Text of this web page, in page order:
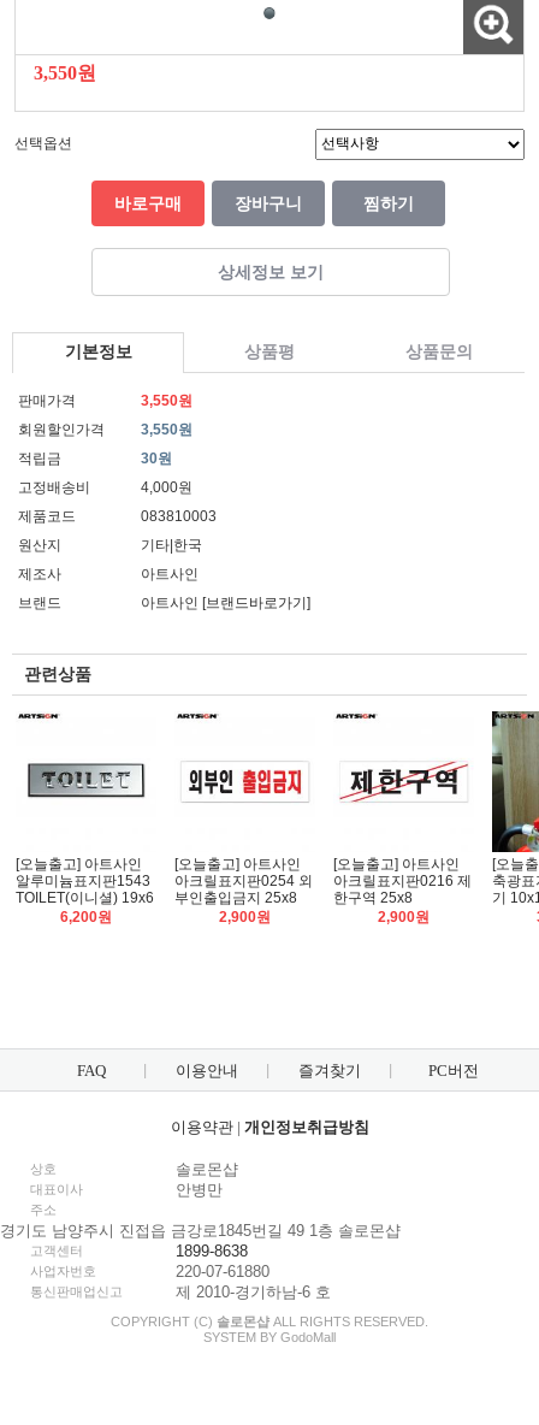
3,550원
선택옵션
바로구매 장바구니 찜하기
상세정보 보기
기본정보 상품평 상품문의
판매가격
3,550원
회원할인가격
3,550원
적립금
30원
고정배송비
4,000원
제품코드
083810003
원산지
기타|한국
제조사
아트사인
브랜드
아트사인 [브랜드바로가기]
관련상품
[오늘출고] 아트사인
알루미늄표지판1543
TOILET(이니셜) 19x6
6,200원
[오늘출고] 아트사인
아크릴표지판0254 외
부인출입금지 25x8
2,900원
[오늘출고] 아트사인
아크릴표지판0216 제
한구역 25x8
2,900원
[오늘
축광
기
FAQ 이용안내 즐겨찾기 PC버전
이용약관| 개인정보취급방침
상호 솔로몬샵
대표이사 안병만
주소
경기도 남양주시 진접읍 금강로1845번길 49 1층 솔로몬샵
고객센터 1899-8638
사업자번호 220-07-61880
통신판매업신고 제 2010-경기하남-6 호
COPYRIGHT (C) 솔로몬샵 ALL RIGHTS RESERVED.
SYSTEM BY GodoMall